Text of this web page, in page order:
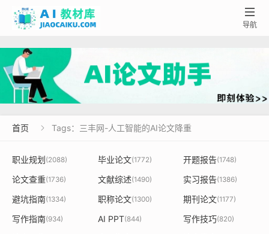

导航
首页  Tags：三丰网-人工智能的AI论文降重
职业规划(2088) 毕业论文(1772) 开题报告(1748)
论文查重(1736) 文献综述(1490) 实习报告(1386)
避坑指南(1334) 职称论文(1300) 期刊论文(1177)
写作指南(934) AI PPT(844) 写作技巧(820)